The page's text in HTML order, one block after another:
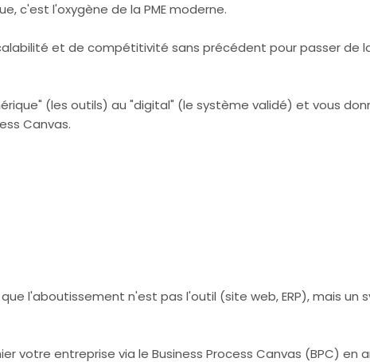
c'est l'oxygène de la PME moderne.
et de compétitivité sans précédent pour passer de
(les outils) au "digital" (le système validé) et vous
Canvas.
l'aboutissement n'est pas l'outil (site web, ERP), mais
votre entreprise via le Business Process Canvas (BPC) en